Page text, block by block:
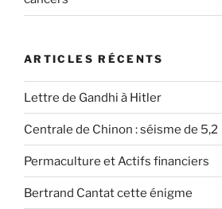
ARTICLES RÉCENTS
Lettre de Gandhi à Hitler
Centrale de Chinon : séisme de 5,2
Permaculture et Actifs financiers
Bertrand Cantat cette énigme